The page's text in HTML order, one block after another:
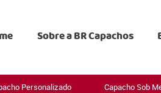
Sobre a BR Capachos
Personalizado Capacho Sob